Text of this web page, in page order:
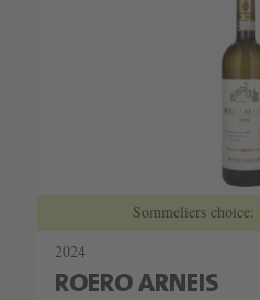
Sommeliers choice:
2024
ROERO ARNEIS